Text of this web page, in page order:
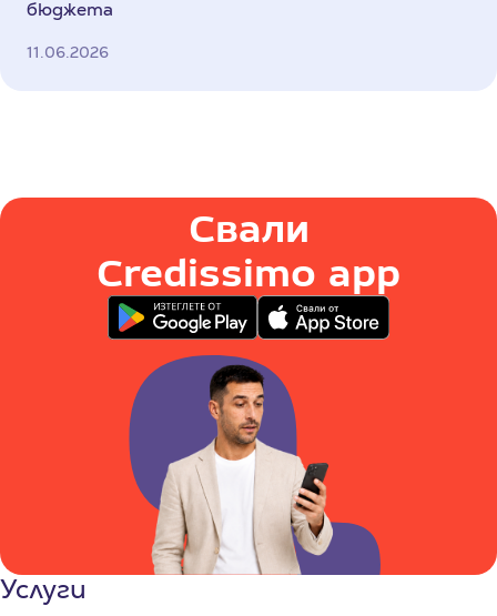
бюджета
11.06.2026
Свали
Credissimo app
Услуги